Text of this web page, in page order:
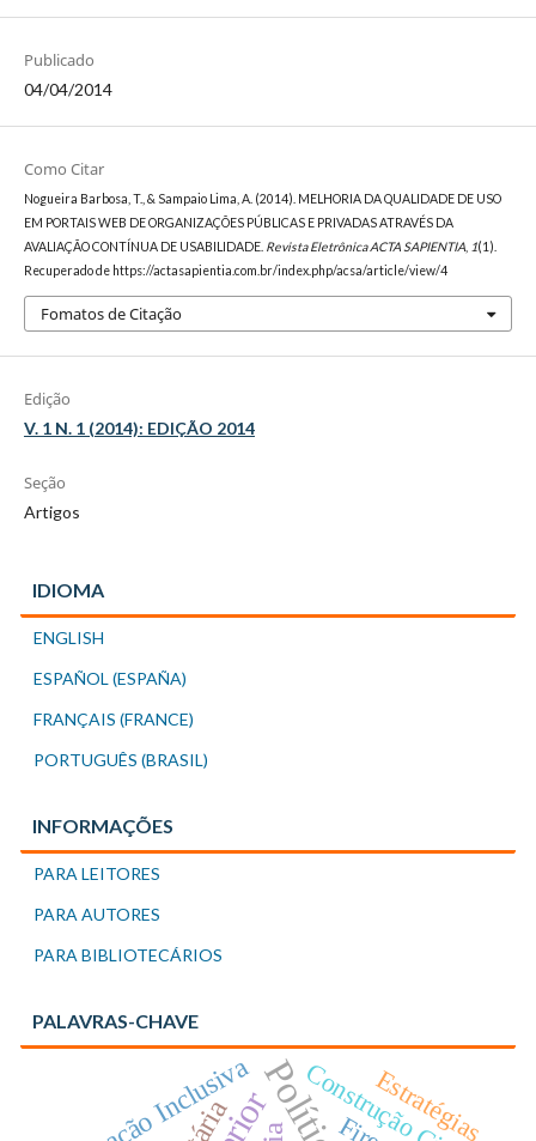
Publicado
04/04/2014
Como Citar
Nogueira Barbosa, T., & Sampaio Lima, A. (2014). MELHORIA DA QUALIDADE DE USO
EM PORTAIS WEB DE ORGANIZAÇÕES PÚBLICAS E PRIVADAS ATRAVÉS DA
AVALIAÇÃO CONTÍNUA DE USABILIDADE. Revista Eletrônica ACTA SAPIENTIA, 1(1).
Recuperado de https://actasapientia.com.br/index.php/acsa/article/view/4
Fomatos de Citação
Edição
V. 1 N. 1 (2014): EDIÇÃO 2014
Seção
Artigos
IDIOMA
ENGLISH
ESPAÑOL (ESPAÑA)
FRANÇAIS (FRANCE)
PORTUGUÊS (BRASIL)
INFORMAÇÕES
PARA LEITORES
PARA AUTORES
PARA BIBLIOTECÁRIOS
PALAVRAS-CHAVE
Construção Civil
Estratégias